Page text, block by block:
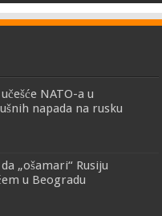
NATO-a u
napada na rusku
„ošamari“ Rusiju
u Beogradu